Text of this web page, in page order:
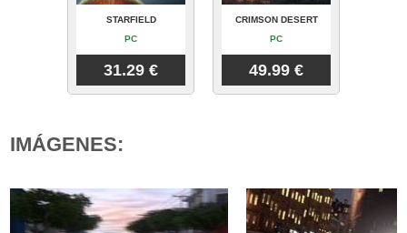
STARFIELD
PC
31.29 €
CRIMSON DESERT
PC
49.99 €
IMÁGENES: